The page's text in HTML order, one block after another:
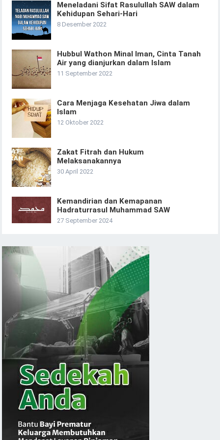
Meneladani Sifat Rasulullah SAW dalam
Kehidupan Sehari-Hari
8 Desember 2022
Hubbul Wathon Minal Iman, Cinta Tanah
Air yang dianjurkan dalam Islam
11 September 2022
Cara Menjaga Kesehatan Jiwa dalam
Islam
12 Oktober 2022
Zakat Fitrah dan Hukum
Melaksanakannya
30 April 2022
Kemandirian dan Kemapanan
Hadraturrasul Muhammad SAW
27 September 2024